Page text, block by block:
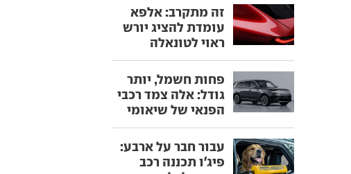
זה מתקרב: אלפא
עומדת להציג יורש
ראוי לטונאלה
פחות חשמל, יותר
גודל: אלה צמד רכבי
הפנאי של שיאומי
עבור חבר על ארבע:
פיג'ו תכננה רכב